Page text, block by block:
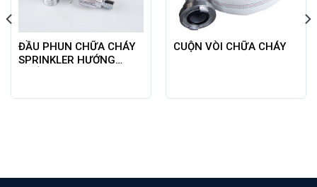
ĐẦU PHUN CHỮA CHÁY
SPRINKLER HƯỚNG
CUỘN VÒI CHỮA CHÁY